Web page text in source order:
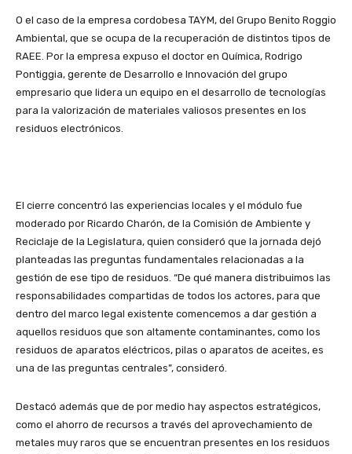
O el caso de la empresa cordobesa TAYM, del Grupo Benito Roggio
Ambiental, que se ocupa de la recuperación de distintos tipos de
RAEE. Por la empresa expuso el doctor en Química, Rodrigo
Pontiggia, gerente de Desarrollo e Innovación del grupo
empresario que lidera un equipo en el desarrollo de tecnologías
para la valorización de materiales valiosos presentes en los
residuos electrónicos.
El cierre concentró las experiencias locales y el módulo fue
moderado por Ricardo Charón, de la Comisión de Ambiente y
Reciclaje de la Legislatura, quien consideró que la jornada dejó
planteadas las preguntas fundamentales relacionadas a la
gestión de ese tipo de residuos. “De qué manera distribuimos las
responsabilidades compartidas de todos los actores, para que
dentro del marco legal existente comencemos a dar gestión a
aquellos residuos que son altamente contaminantes, como los
residuos de aparatos eléctricos, pilas o aparatos de aceites, es
una de las preguntas centrales”, consideró.
Destacó además que de por medio hay aspectos estratégicos,
como el ahorro de recursos a través del aprovechamiento de
metales muy raros que se encuentran presentes en los residuos